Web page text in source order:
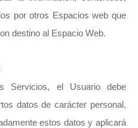
por otros Espacios web que
destino al Espacio Web.
Servicios, el Usuario debe
datos de carácter personal.
estos datos y aplicará